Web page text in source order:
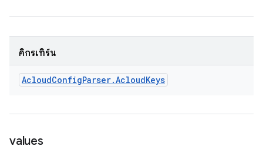
คิกรีเทิร์น
AcloudConfigParser.AcloudKeys
values